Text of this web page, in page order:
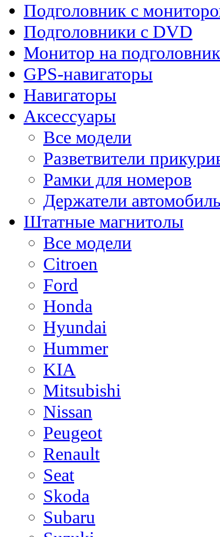
Подголовник с
Подголовники с DVD
Монитор на подголовник
GPS-навигаторы
Навигаторы
Аксессуары
Все модели
Разветвители
Рамки для номеров
Держатели
Штатные магнитолы
Все модели
Citroen
Ford
Honda
Hyundai
Hummer
KIA
Mitsubishi
Nissan
Peugeot
Renault
Seat
Skoda
Subaru